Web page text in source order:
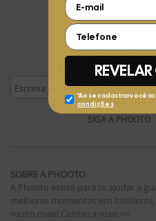
FIQUE
Receba ofertas
SIGA A PHOOTO
SOBRE A PHOOTO
A Phooto existe para te ajudar a
melhores momentos em fotolivros,
muito mais! Conheça mais >>